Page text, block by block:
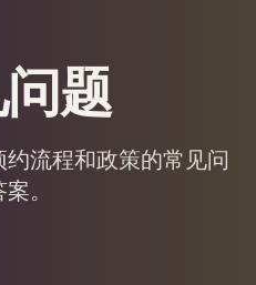
题
流程和政策的常见问
。